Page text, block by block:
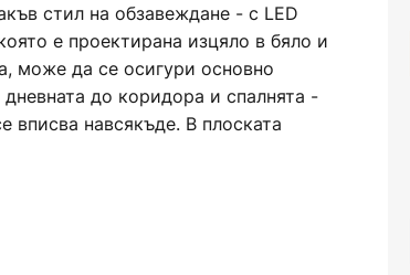
стил на обзавеждане - с LED
е проектирана изцяло в бяло и
може да се осигури основно
до коридора и спалнята -
вписва навсякъде. В плоската
топлобели светодиоди, чиято
да се превключва на нива на
многократно превключване,